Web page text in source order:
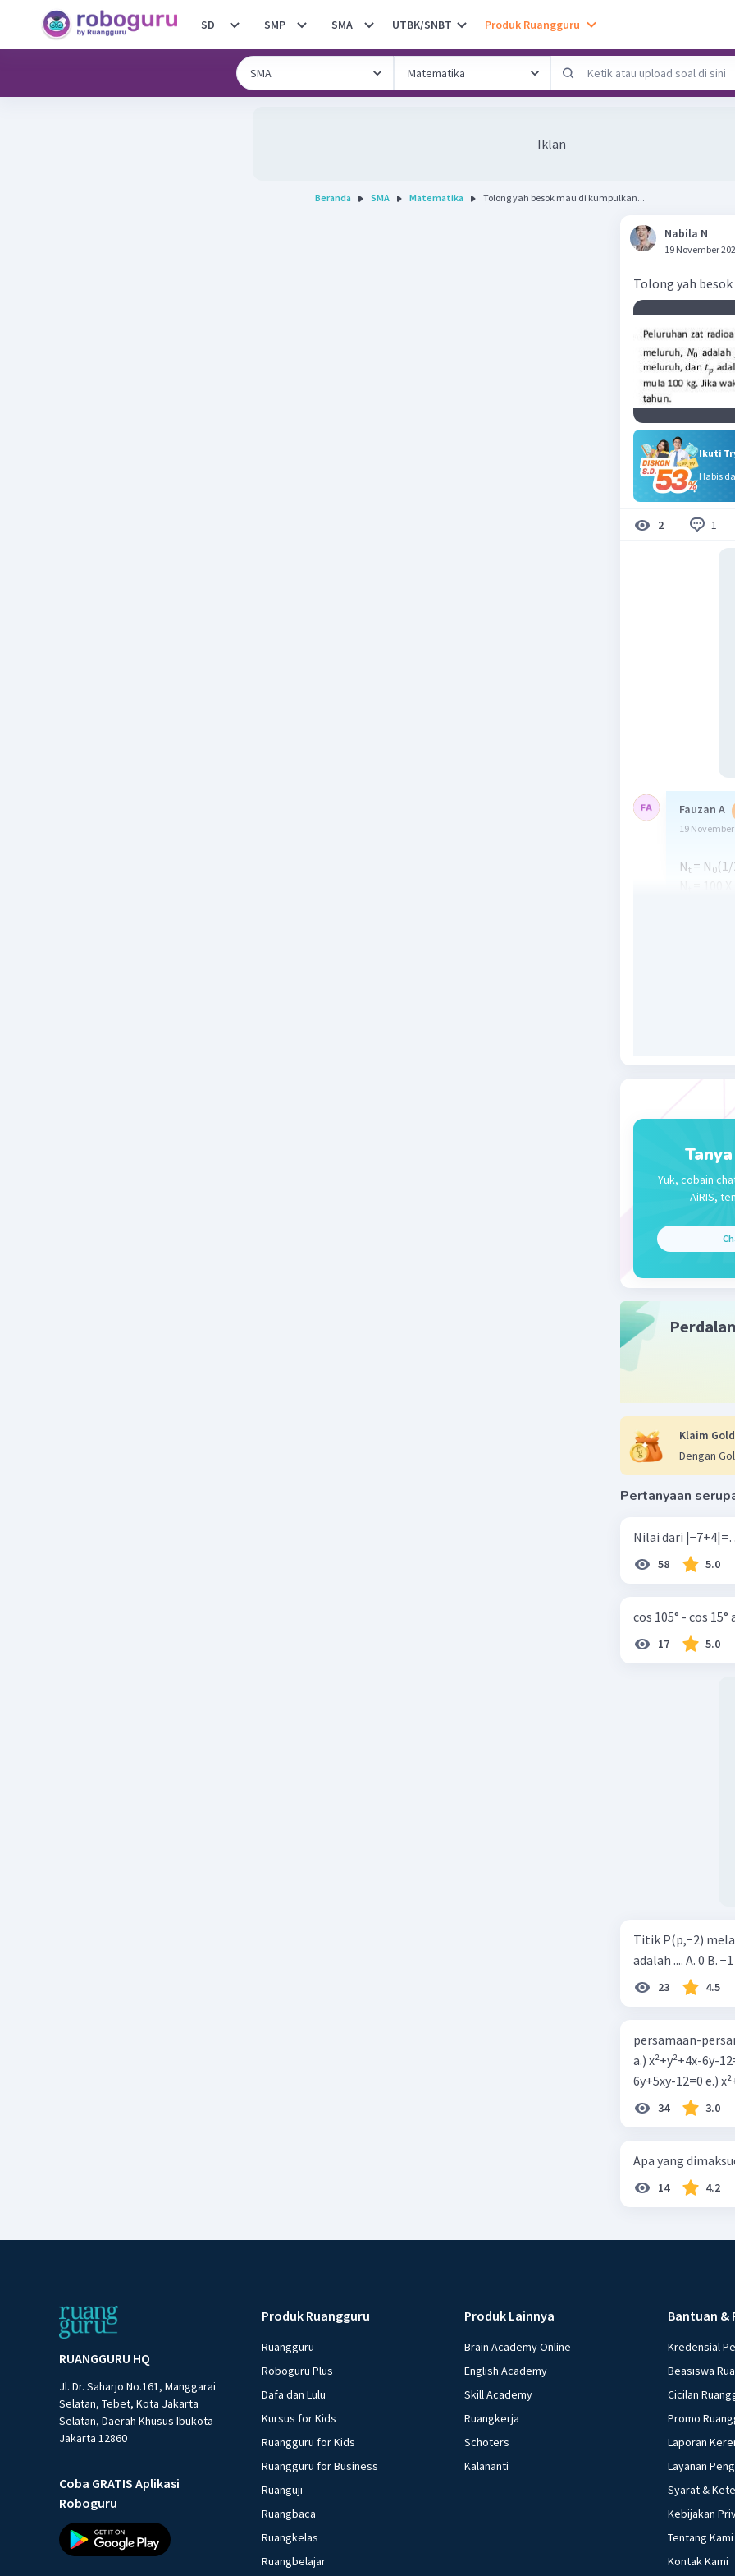
SD SMP SMA UTBK/SNBT Produk Ruangguru
Iklan
Beranda SMA Matematika Tolong yah besok mau di kumpulkan...
Nabila N
19 November
Tolong yah
Ikuti
Habis
2 1
Fauzan A
19
Nt = N 0
≈ 70,7
Yuk, cobain
AiRIS,
Klaim
Dengan
Pertanyaan
58 5.0
cos 105° - cos 15°
17 5.0
Titik P(p,−2)
adalah .... A. 0 B.
23 4.5
persamaan-
a.) x²+y²+4x-6y-
6y+5xy-
34 3.0
Apa yang
14 4.2
RUANGGURU HQ
Jl. Dr. Saharjo No.161, Manggarai
Selatan, Tebet, Kota Jakarta
Selatan, Daerah Khusus Ibukota
Jakarta 12860
Coba GRATIS Aplikasi
Roboguru
Produk Ruangguru
Ruangguru
Roboguru Plus
Dafa dan Lulu
Kursus for Kids
Ruangguru for Kids
Ruangguru for Business
Ruanguji
Ruangbaca
Ruangkelas
Ruangbelajar
Produk Lainnya
Brain Academy Online
English Academy
Skill Academy
Ruangkerja
Schoters
Kalananti
Bantuan &
Kredensial
Beasiswa
Cicilan
Promo
Laporan
Layanan
Syarat &
Kebijakan
Tentang Kami
Kontak Kami